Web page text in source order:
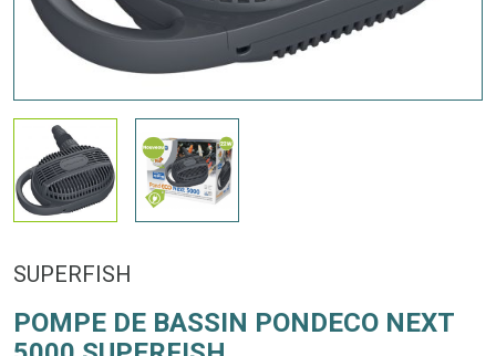
SUPERFISH
POMPE DE BASSIN PONDECO NEXT